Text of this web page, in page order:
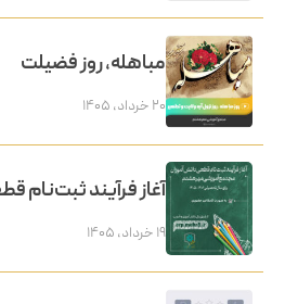
مباهله، روز فضیلت
۲۰ خرداد, ۱۴۰۵
آغاز فرآیند ثبت‌نام
۱۹ خرداد, ۱۴۰۵